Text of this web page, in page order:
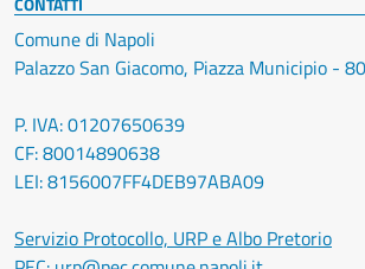
Comune di Napoli
Palazzo San Giacomo, Piazza Municipio -
P. IVA: 01207650639
CF: 80014890638
LEI: 8156007FF4DEB97ABA09
Servizio Protocollo, URP e Albo Pretorio